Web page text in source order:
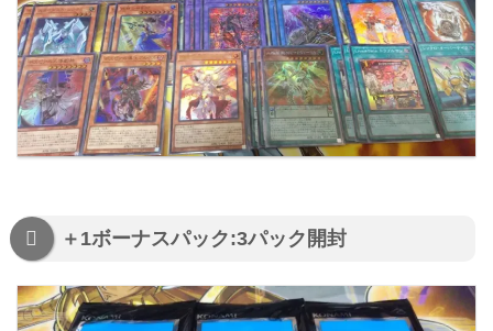
＋1ボーナスパック:3パック開封